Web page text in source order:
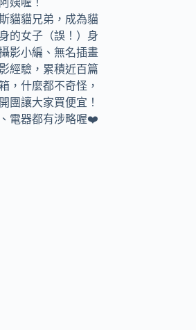
姨喔！
貓貓兄弟，成為貓
的女子（誤！）身
影小編、無名插畫
經驗，累積近百篇
，什麼都不奇怪，
團讓大家買便宜！
電器都有涉略喔❤️